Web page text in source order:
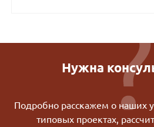
Нужна
Подробно расскажем о наших
типовых проектах,